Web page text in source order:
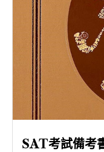
SAT考試備